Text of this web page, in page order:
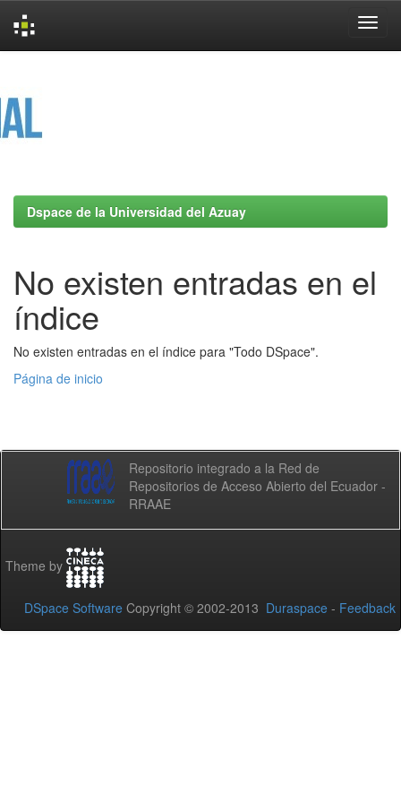
Dspace de la Universidad del Azuay
No existen entradas en el
índice
No existen entradas en el índice para "Todo DSpace".
Página de inicio
Repositorio integrado a la Red de
Repositorios de Acceso Abierto del Ecuador -
RRAAE
Theme by
DSpace Software Copyright © 2002-2013 Duraspace - Feedback